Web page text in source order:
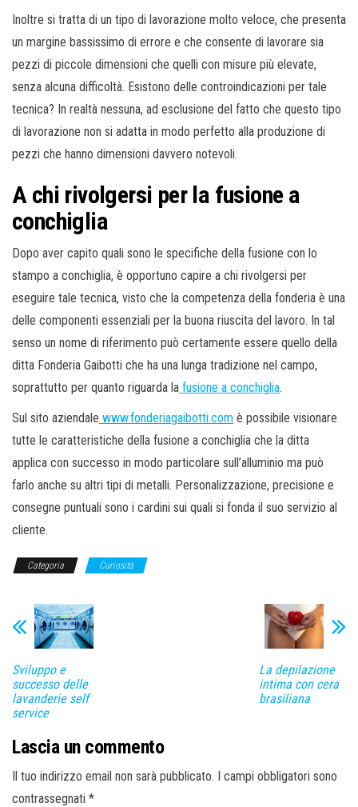
Inoltre si tratta di un tipo di lavorazione molto veloce, che presenta
un margine bassissimo di errore e che consente di lavorare sia
pezzi di piccole dimensioni che quelli con misure più elevate,
senza alcuna difficoltà. Esistono delle controindicazioni per tale
tecnica? In realtà nessuna, ad esclusione del fatto che questo tipo
di lavorazione non si adatta in modo perfetto alla produzione di
pezzi che hanno dimensioni davvero notevoli.
A chi rivolgersi per la fusione a
conchiglia
Dopo aver capito quali sono le specifiche della fusione con lo
stampo a conchiglia, è opportuno capire a chi rivolgersi per
eseguire tale tecnica, visto che la competenza della fonderia è una
delle componenti essenziali per la buona riuscita del lavoro. In tal
senso un nome di riferimento può certamente essere quello della
ditta Fonderia Gaibotti che ha una lunga tradizione nel campo,
soprattutto per quanto riguarda la fusione a conchiglia.
Sul sito aziendale www.fonderiagaibotti.com è possibile visionare
tutte le caratteristiche della fusione a conchiglia che la ditta
applica con successo in modo particolare sull’alluminio ma può
farlo anche su altri tipi di metalli. Personalizzazione, precisione e
consegne puntuali sono i cardini sui quali si fonda il suo servizio al
cliente.
Categoria Curiosità
Sviluppo e
successo delle
lavanderie self
service
La depilazione
intima con cera
brasiliana
Lascia un commento
Il tuo indirizzo email non sarà pubblicato. I campi obbligatori sono
contrassegnati *